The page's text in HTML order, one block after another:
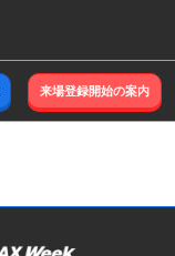
来場登録開始の案内